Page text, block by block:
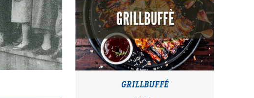
GRILLBUFFÉ